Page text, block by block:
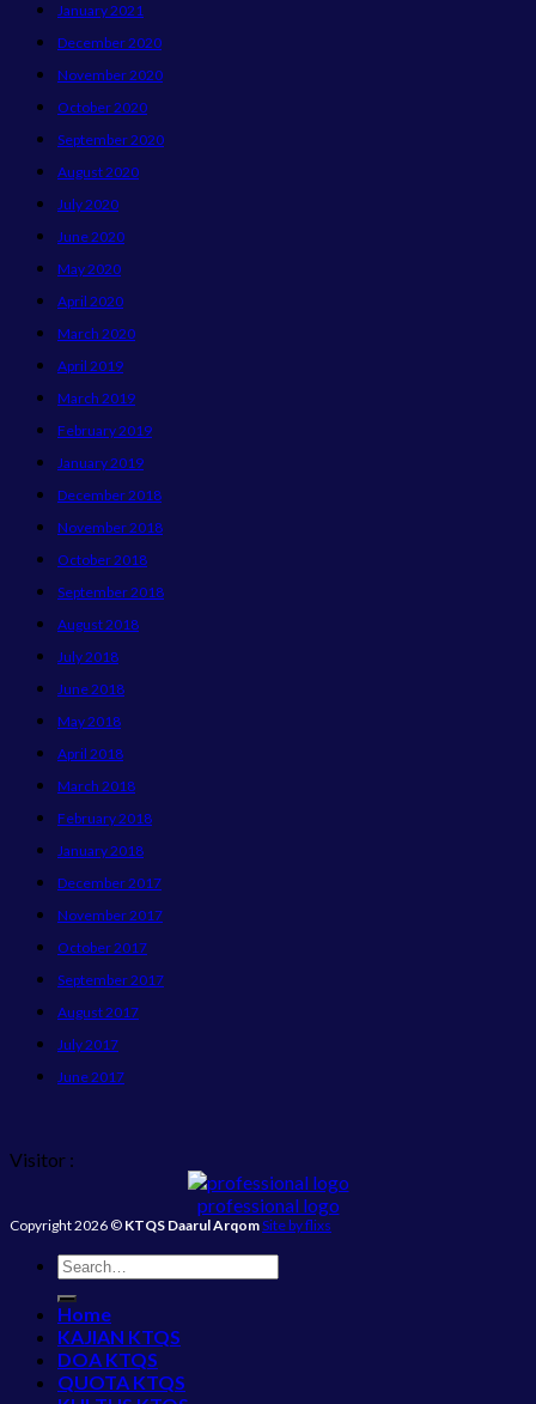
January 2021
December 2020
November 2020
October 2020
September 2020
August 2020
July 2020
June 2020
May 2020
April 2020
March 2020
April 2019
March 2019
February 2019
January 2019
December 2018
November 2018
October 2018
September 2018
August 2018
July 2018
June 2018
May 2018
April 2018
March 2018
February 2018
January 2018
December 2017
November 2017
October 2017
September 2017
August 2017
July 2017
June 2017
Visitor :
professional logo
Copyright 2026 © KTQS Daarul ArqomSite by flixs
Home
KAJIAN KTQS
DOA KTQS
QUOTA KTQS